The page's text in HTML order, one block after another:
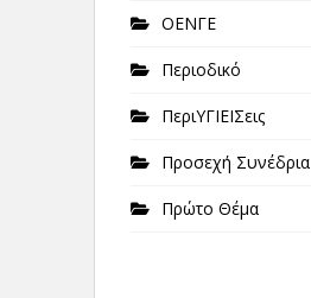
ΟΕΝΓΕ
Περιοδικό
ΠεριΥΓΙΕΙΣεις
Προσεχή Συνέδρια
Πρώτο Θέμα